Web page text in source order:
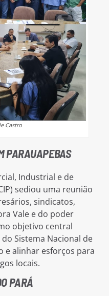
Castro
PARAUAPEBAS
Industrial e de
sediou uma reunião
sindicatos,
Vale e do poder
objetivo central
Sistema Nacional de
e alinhar esforços para
locais.
PARÁ